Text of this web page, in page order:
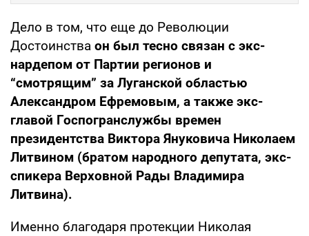
Дело в том, что еще до Революции
Достоинства он был тесно связан с экс-
нардепом от Партии регионов и
“смотрящим” за Луганской областью
Александром Ефремовым, а также экс-
главой Госпогранслужбы времен
президентства Виктора Януковича Николаем
Литвином (братом народного депутата, экс-
спикера Верховной Рады Владимира
Литвина).
Именно благодаря протекции Николая